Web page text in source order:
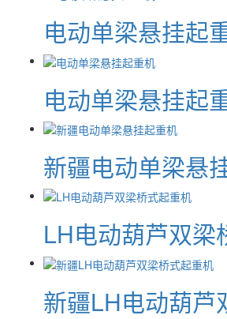
电动单梁悬挂起
电动单梁悬挂起
新疆电动单梁悬
LH电动葫芦双梁
新疆LH电动葫芦